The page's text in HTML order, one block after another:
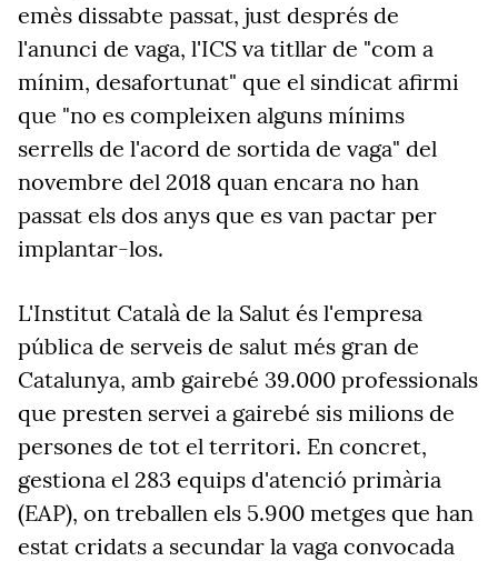
emès dissabte passat, just després de
l'anunci de vaga, l'ICS va titllar de "com a
mínim, desafortunat" que el sindicat afirmi
que "no es compleixen alguns mínims
serrells de l'acord de sortida de vaga" del
novembre del 2018 quan encara no han
passat els dos anys que es van pactar per
implantar-los.
L'Institut Català de la Salut és l'empresa
pública de serveis de salut més gran de
Catalunya, amb gairebé 39.000 professionals
que presten servei a gairebé sis milions de
persones de tot el territori. En concret,
gestiona el 283 equips d'atenció primària
(EAP), on treballen els 5.900 metges que han
estat cridats a secundar la vaga convocada